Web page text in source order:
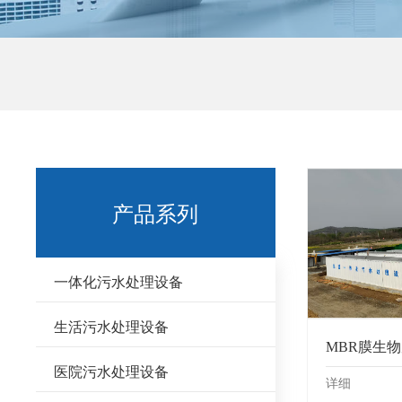
产品系列
一体化污水处理设备
生活污水处理设备
医院污水处理设备
MBR膜生
详细